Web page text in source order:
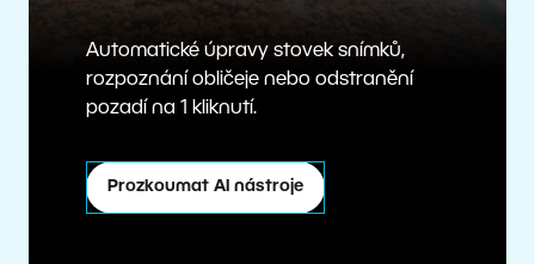
Automatické úpravy stovek snímků,
rozpoznání obličeje nebo odstranění
pozadí na 1 kliknutí.
Prozkoumat AI nástroje